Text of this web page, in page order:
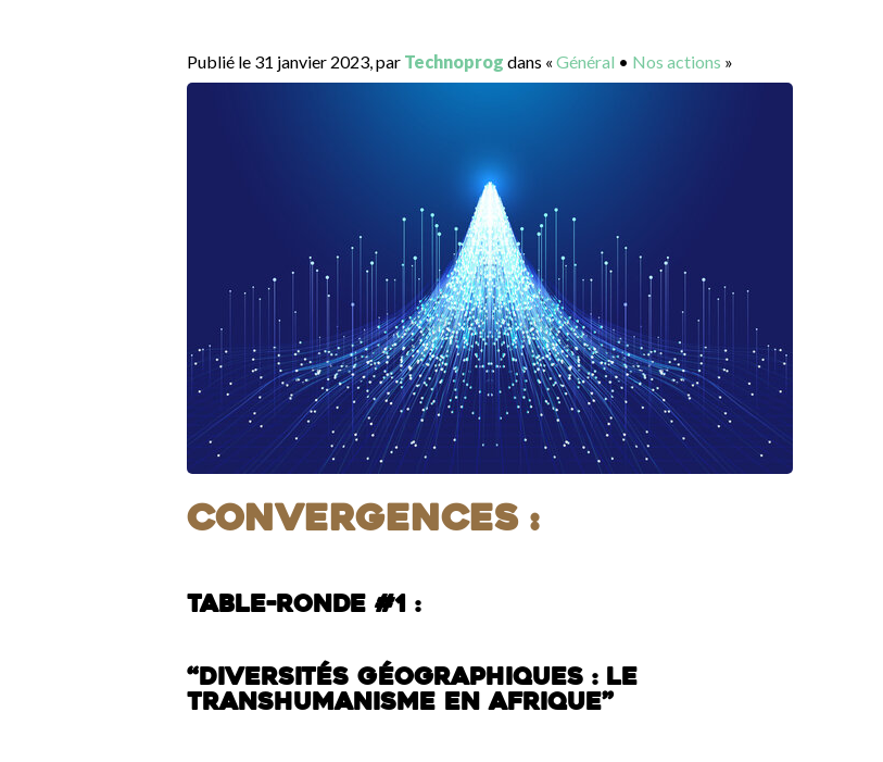
Publié le 31 janvier 2023, par Technoprog dans « Général • Nos actions »
Convergences :
Table-ronde #1 :
“Diversités géographiques : le
transhumanisme en Afrique”